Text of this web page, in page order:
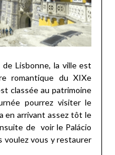
Lisbonne, la ville est
romantique du XIXe
classée au patrimoine
pourrez visiter le
en arrivant assez tôt le
de voir le Palácio
voulez vous y restaurer